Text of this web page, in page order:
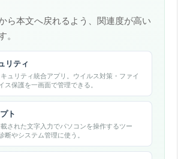
ら本文へ戻れるよう、関連度が高い
。
リティ
ュリティ統合アプリ。ウイルス対策・ファイ
ス保護を一画面で管理できる。
ト
された文字入力でパソコンを操作するツー
断やシステム管理に使う。